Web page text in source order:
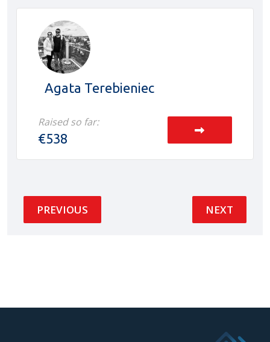
Agata Terebieniec
Raised so far:
€538
PREVIOUS NEXT